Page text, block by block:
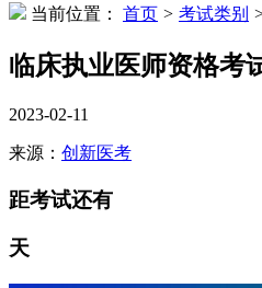
当前位置：
首页 > 考试类别
临床执业医师资格考
2023-02-11
来源： 创新医考
距考试还有
天